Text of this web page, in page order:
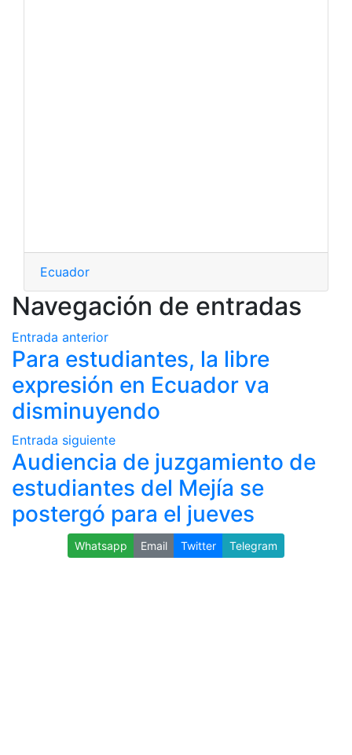
Ecuador
Navegación de entradas
Entrada anterior
Para estudiantes, la libre
expresión en Ecuador va
disminuyendo
Entrada siguiente
Audiencia de juzgamiento de
estudiantes del Mejía se
postergó para el jueves
Whatsapp Email Twitter Telegram